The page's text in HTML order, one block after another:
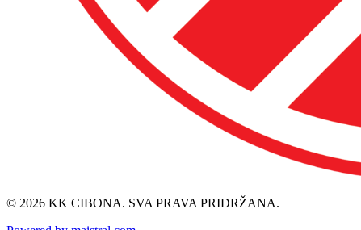
© 2026 KK CIBONA. SVA PRAVA PRIDRŽANA.